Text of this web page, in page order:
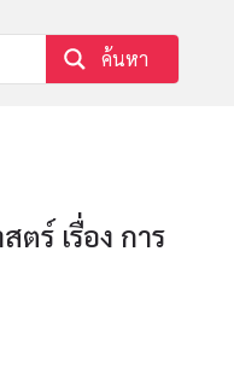
ค้นหา
ร์ เรื่อง การ